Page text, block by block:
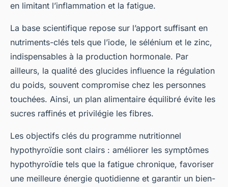
en limitant l’inflammation et la fatigue.
La base scientifique repose sur l’apport suffisant en
nutriments-clés tels que l’iode, le sélénium et le zinc,
indispensables à la production hormonale. Par
ailleurs, la qualité des glucides influence la régulation
du poids, souvent compromise chez les personnes
touchées. Ainsi, un plan alimentaire équilibré évite les
sucres raffinés et privilégie les fibres.
Les objectifs clés du programme nutritionnel
hypothyroïdie sont clairs : améliorer les symptômes
hypothyroïdie tels que la fatigue chronique, favoriser
une meilleure énergie quotidienne et garantir un bien-